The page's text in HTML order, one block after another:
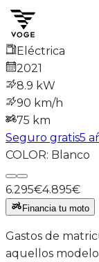
Eléctrica
2021
8.9 kW
90 km/h
75 km
Seguro gratis5
COLOR: Blanco
6.295€4.895€
Financia tu moto
Gastos de
aquellos